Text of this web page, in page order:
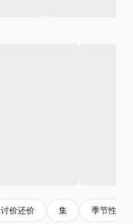
讨价还价 集 季节性